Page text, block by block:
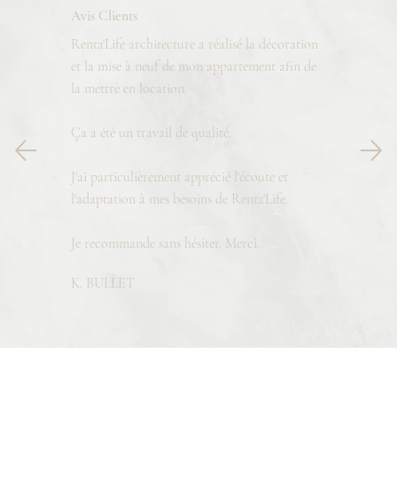
Avis Clients
Renta'Life architecture a réalisé la décoration
et la mise à neuf de mon appartement afin de
la mettre en location.
Ça a été un travail de qualité.
J'ai particulièrement apprécié l'écoute et
l'adaptation à mes besoins de Renta'Life.
Je recommande sans hésiter. Merci.
K. BULLET